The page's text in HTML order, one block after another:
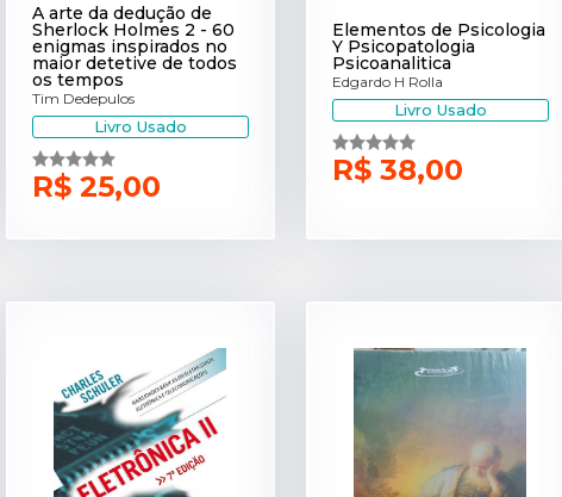
A arte da dedução de
Sherlock Holmes 2 - 60
enigmas inspirados no
maior detetive de todos
os tempos
Tim Dedepulos
Livro Usado
R$ 25,00
Elementos de Psicologia
Y Psicopatologia
Psicoanalitica
Edgardo H Rolla
Livro Usado
R$ 38,00